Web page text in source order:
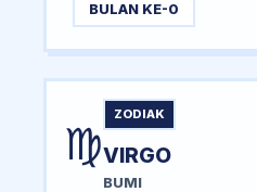
BULAN KE-0
♍
ZODIAK
VIRGO
BUMI